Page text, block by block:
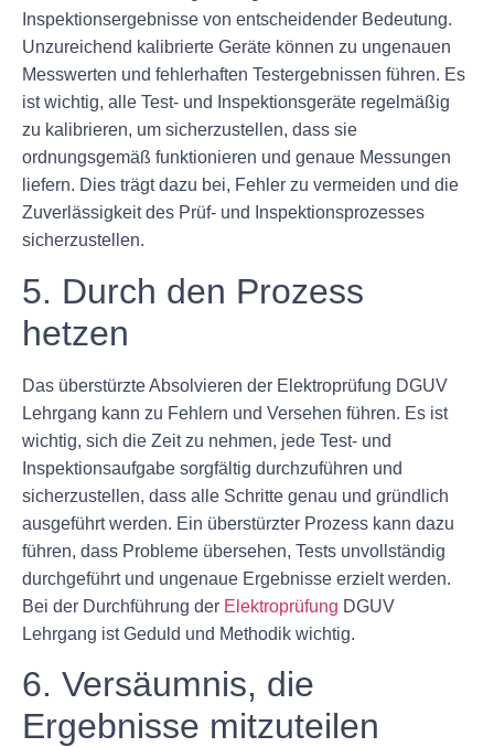
Inspektionsergebnisse von entscheidender Bedeutung.
Unzureichend kalibrierte Geräte können zu ungenauen
Messwerten und fehlerhaften Testergebnissen führen. Es
ist wichtig, alle Test- und Inspektionsgeräte regelmäßig
zu kalibrieren, um sicherzustellen, dass sie
ordnungsgemäß funktionieren und genaue Messungen
liefern. Dies trägt dazu bei, Fehler zu vermeiden und die
Zuverlässigkeit des Prüf- und Inspektionsprozesses
sicherzustellen.
5. Durch den Prozess
hetzen
Das überstürzte Absolvieren der Elektroprüfung DGUV
Lehrgang kann zu Fehlern und Versehen führen. Es ist
wichtig, sich die Zeit zu nehmen, jede Test- und
Inspektionsaufgabe sorgfältig durchzuführen und
sicherzustellen, dass alle Schritte genau und gründlich
ausgeführt werden. Ein überstürzter Prozess kann dazu
führen, dass Probleme übersehen, Tests unvollständig
durchgeführt und ungenaue Ergebnisse erzielt werden.
Bei der Durchführung der Elektroprüfung DGUV
Lehrgang ist Geduld und Methodik wichtig.
6. Versäumnis, die
Ergebnisse mitzuteilen